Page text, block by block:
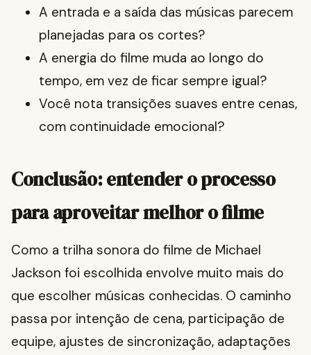
A entrada e a saída das músicas parecem
planejadas para os cortes?
A energia do filme muda ao longo do
tempo, em vez de ficar sempre igual?
Você nota transições suaves entre cenas,
com continuidade emocional?
Conclusão: entender o processo
para aproveitar melhor o filme
Como a trilha sonora do filme de Michael
Jackson foi escolhida envolve muito mais do
que escolher músicas conhecidas. O caminho
passa por intenção de cena, participação de
equipe, ajustes de sincronização, adaptações